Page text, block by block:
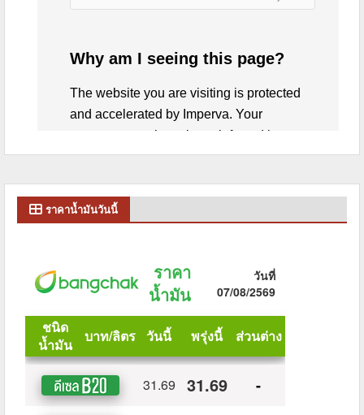
ราคาน้ำมันวันนี้